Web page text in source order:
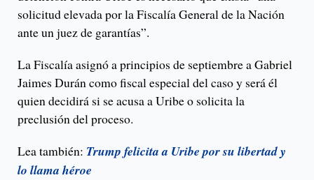
solicitud elevada por la Fiscalía General de la Nación
ante un juez de garantías”.
La Fiscalía asignó a principios de septiembre a Gabriel
Jaimes Durán como fiscal especial del caso y será él
quien decidirá si se acusa a Uribe o solicita la
preclusión del proceso.
Lea también: Trump felicita a Uribe por su libertad y
lo llama héroe